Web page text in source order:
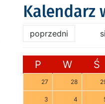
Kalendarz
poprzedni
P W Ś
27 28
3 4